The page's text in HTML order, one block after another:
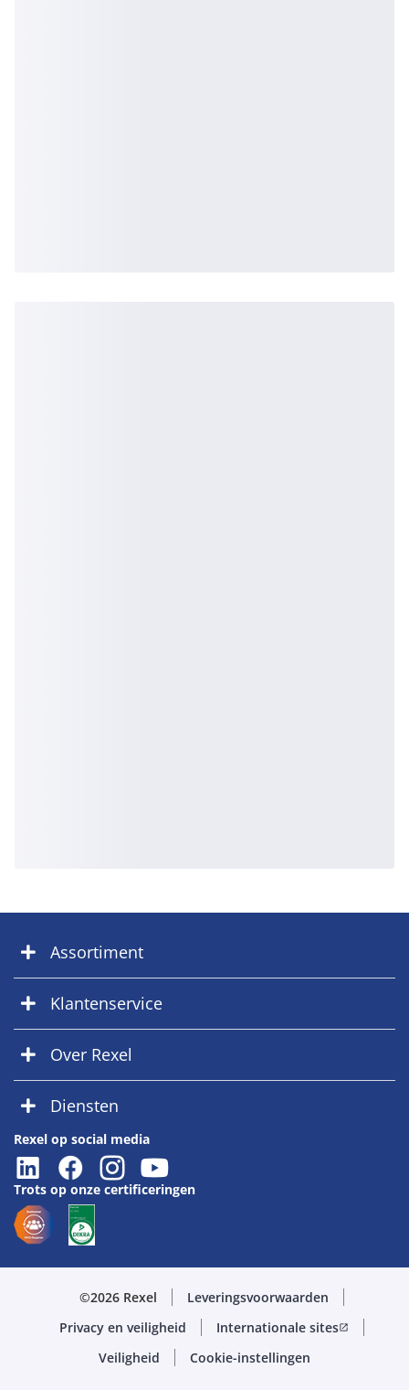
Assortiment
Klantenservice
Over Rexel
Diensten
Rexel op social media
Trots op onze certificeringen
©2026 Rexel
Leveringsvoorwaarden
Privacy en veiligheid
Internationale sitesopen_in_new
Veiligheid Cookie-instellingen